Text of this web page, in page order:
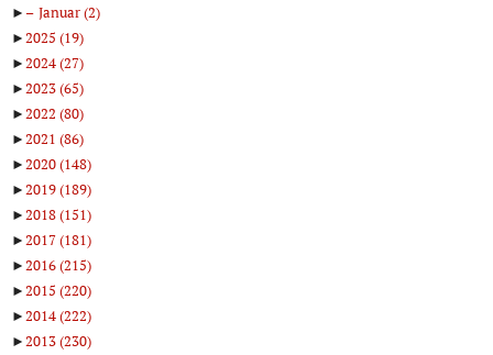
►
Januar(2)
►2025 (19)
►2024(27)
►2023(65)
►2022 (80)
►2021 (86)
►2020(148)
►2019(189)
►2018(151)
►2017(181)
►2016(215)
►2015 (220)
►2014(222)
►2013(230)